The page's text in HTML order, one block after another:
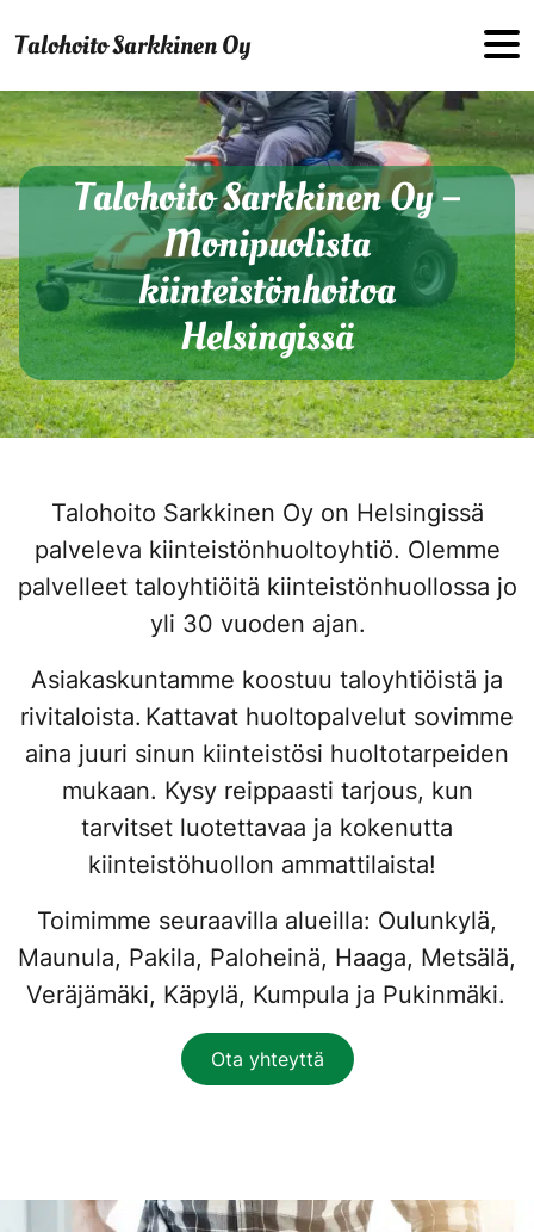
Talohoito Sarkkinen Oy
Talohoito Sarkkinen Oy –
Monipuolista
kiinteistönhoitoa
Helsingissä
Talohoito Sarkkinen Oy on Helsingissä
palveleva kiinteistönhuoltoyhtiö. Olemme
palvelleet taloyhtiöitä kiinteistönhuollossa jo
yli 30 vuoden ajan.
Asiakaskuntamme koostuu taloyhtiöistä ja
rivitaloista. Kattavat huoltopalvelut sovimme
aina juuri sinun kiinteistösi huoltotarpeiden
mukaan. Kysy reippaasti tarjous, kun
tarvitset luotettavaa ja kokenutta
kiinteistöhuollon ammattilaista!
Toimimme seuraavilla alueilla: Oulunkylä,
Maunula, Pakila, Paloheinä, Haaga, Metsälä,
Veräjämäki, Käpylä, Kumpula ja Pukinmäki.
Ota yhteyttä